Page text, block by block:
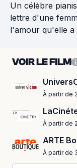
Un célèbre
lettre d'une
l'amour qu'elle a
VOIR LE FILM
À partir de
À partir de
ARTE
À partir de